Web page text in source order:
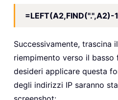
=LEFT(A2,FIND(".",A2)-
Successivamente, trascina
riempimento verso il basso
desideri applicare questa
degli indirizzi IP saranno